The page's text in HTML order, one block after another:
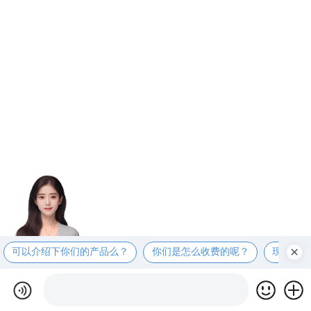
可以介绍下你们的产品么？ 你们是怎么收费的呢？ 现在有